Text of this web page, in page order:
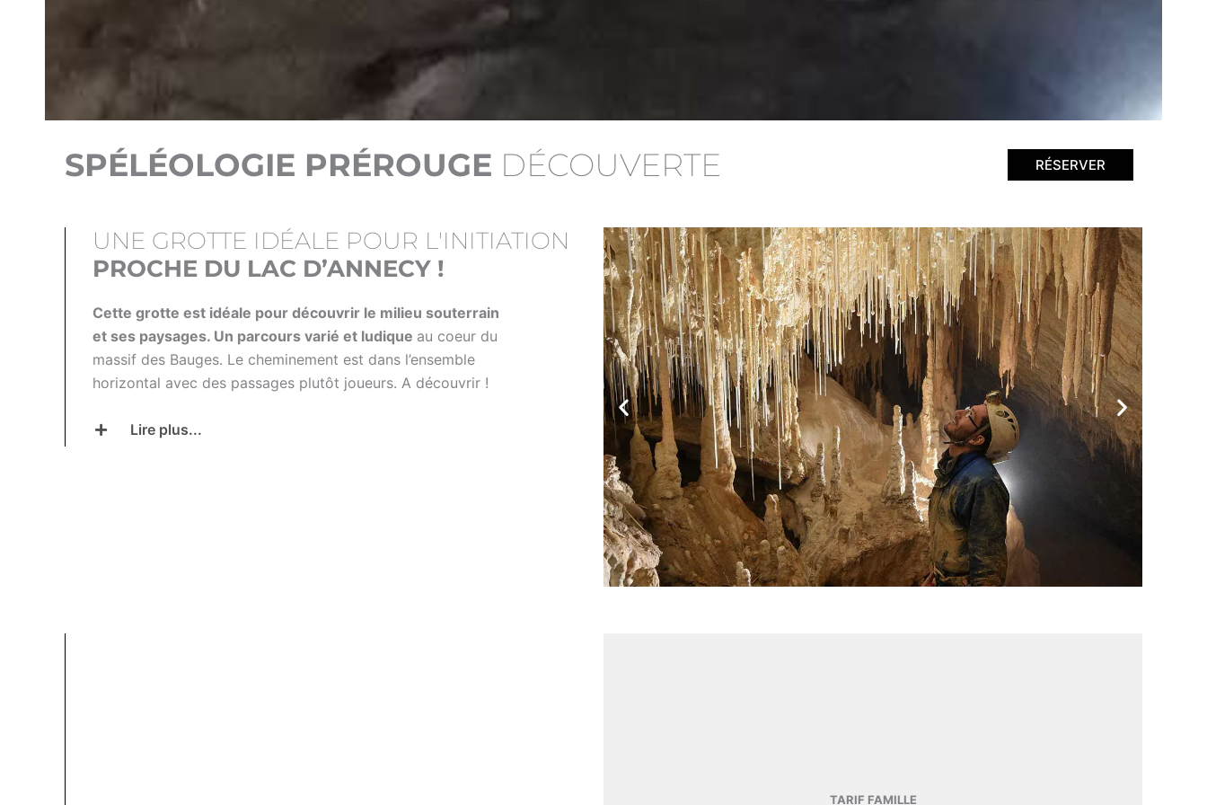
SPÉLÉOLOGIE PRÉROUGE DÉCOUVERTE RÉSERVER
UNE GROTTE IDÉALE POUR L'INITIATION
PROCHE DU LAC D’ANNECY !
Cette grotte est idéale pour découvrir le milieu souterrain
et ses paysages. Un parcours varié et ludique au coeur du
massif des Bauges. Le cheminement est dans l’ensemble
horizontal avec des passages plutôt joueurs. A découvrir !
Lire plus...
TARIF FAMILLE